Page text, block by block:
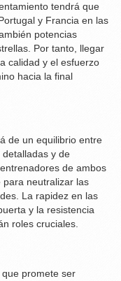
tendrá que
y Francia en las
potencias
Por tanto, llegar
calidad y el esfuerzo
hacia la final
de un equilibrio entre
y de
de ambos
neutralizar las
La rapidez en las
y la resistencia
roles cruciales.
promete ser